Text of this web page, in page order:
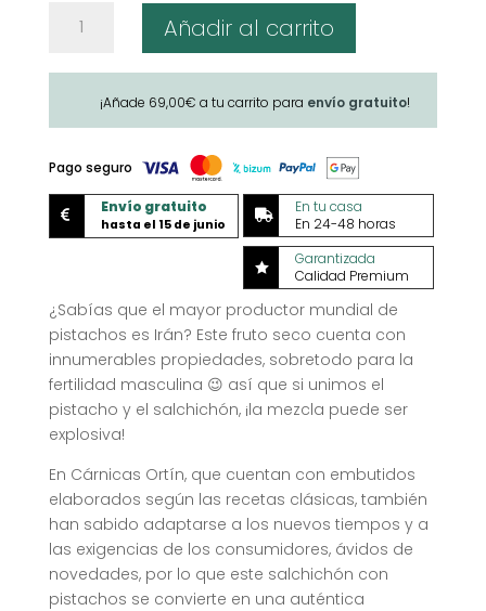
Añadir al carrito
¡Añade 69,00€ a tu carrito para envío gratuito!
Pago seguro
 Envío gratuito
hasta el 15 de junio

En tu casa
En 24-48 horas

Garantizada
Calidad Premium
¿Sabías que el mayor productor mundial de
pistachos es Irán? Este fruto seco cuenta con
innumerables propiedades, sobretodo para la
fertilidad masculina 😉 así que si unimos el
pistacho y el salchichón, ¡la mezcla puede ser
explosiva!
En Cárnicas Ortín, que cuentan con embutidos
elaborados según las recetas clásicas, también
han sabido adaptarse a los nuevos tiempos y a
las exigencias de los consumidores, ávidos de
novedades, por lo que este salchichón con
pistachos se convierte en una auténtica